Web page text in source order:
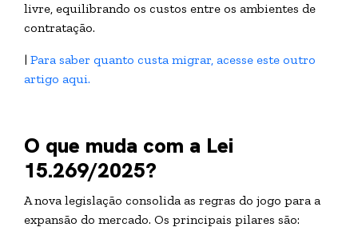
livre, equilibrando os custos entre os ambientes de
contratação.
| Para saber quanto custa migrar, acesse este outro
artigo aqui.
O que muda com a Lei
15.269/2025?
A nova legislação consolida as regras do jogo para a
expansão do mercado. Os principais pilares são: